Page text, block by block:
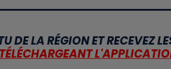
DE LA RÉGION ET RECEVEZ